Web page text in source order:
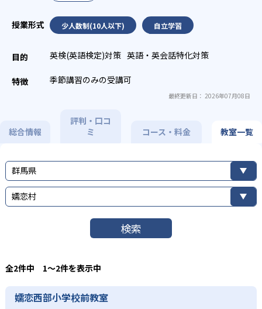
少人数制(10人以下) 自立学習
英検(英語検定)対策 英語・英会話特化対策
季節講習のみの受講可
最終更新日： 2026年07月08日
総合情報
評判・口コ
ミ
コース・料金 教室一覧
群馬県
嬬恋村
検索
全2件中 1〜2件を表示中
嬬恋西部小学校前教室